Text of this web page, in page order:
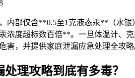
内部仅含**0.5至1克液态汞**（水银
浓度超标数百倍**。一旦体温计、
害，并提供家庭泄漏应急处理全攻
理攻略到底有多毒？